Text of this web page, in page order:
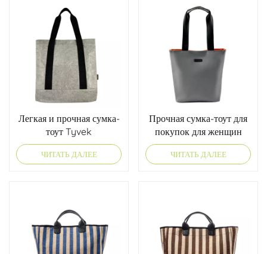
Легкая и прочная сумка-
тоут Tyvek
ЧИТАТЬ ДАЛЕЕ
Прочная сумка-тоут для
покупок для женщин
ЧИТАТЬ ДАЛЕЕ